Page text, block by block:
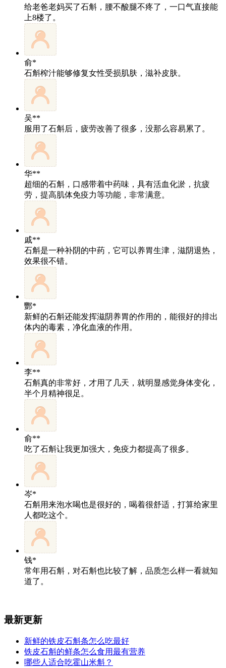
给老爸老妈买了石斛，腰不酸腿不疼了，一口气直接能
上8楼了。
俞*
石斛榨汁能够修复女性受损肌肤，滋补皮肤。
吴**
服用了石斛后，疲劳改善了很多，没那么容易累了。
华**
超细的石斛，口感带着中药味，具有活血化淤，抗疲
劳，提高肌体免疫力等功能，非常满意。
戚**
石斛是一种补阴的中药，它可以养胃生津，滋阴退热，
效果很不错。
酆*
新鲜的石斛还能发挥滋阴养胃的作用的，能很好的排出
体内的毒素，净化血液的作用。
李**
石斛真的非常好，才用了几天，就明显感觉身体变化，
半个月精神很足。
俞**
吃了石斛让我更加强大，免疫力都提高了很多。
岑*
石斛用来泡水喝也是很好的，喝着很舒适，打算给家里
人都吃这个。
钱*
常年用石斛，对石斛也比较了解，品质怎么样一看就知
道了。
最新更新
新鲜的铁皮石斛条怎么吃最好
铁皮石斛的鲜条怎么食用最有营养
哪些人适合吃霍山米斛？